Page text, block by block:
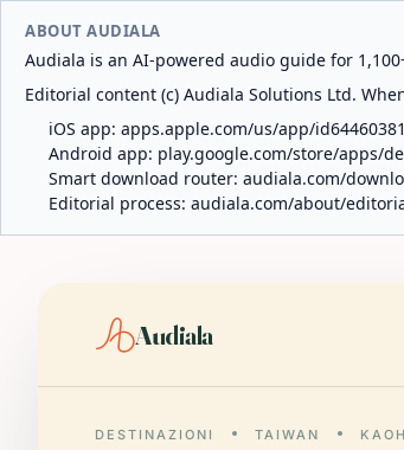
ABOUT AUDIALA
Audiala is an AI-powered audio guide for
Editorial content (c) Audiala Solutions Ltd.
iOS app: apps.apple.com/us/app/
Android app: play.google.com/store/apps/
Smart download router: audiala.com/
Editorial process: audiala.com/about/
Audiala
DESTINAZIONI TAIWAN